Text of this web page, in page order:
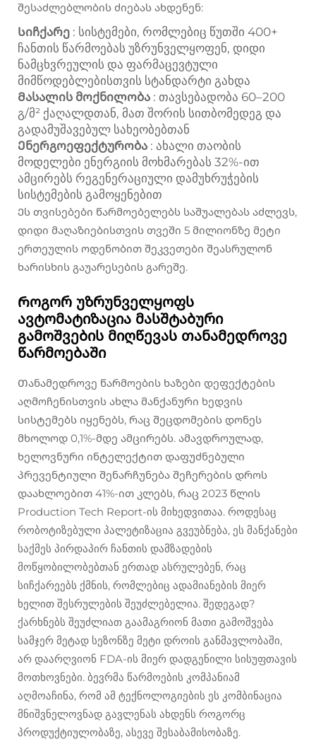
შესაძლებლობის ძიებას ახდენენ:
Სიჩქარე : სისტემები, რომლებიც წუთში 400+
ჩანთის წარმოებას უზრუნველყოფენ, დიდი
ნამცხვრეულის და ფარმაცევტული
მიმწოდებლებისთვის სტანდარტი გახდა
Მასალის მოქნილობა : თავსებადობა 60–200
გ/მ² ქაღალდთან, მათ შორის სითბომედეგ და
გადამუშავებულ სახეობებთან
Ენერგოეფექტურობა : ახალი თაობის
მოდელები ენერგიის მოხმარებას 32%-ით
ამცირებს რეგენერაციული დამუხრუჭების
სისტემების გამოყენებით
Ეს თვისებები წარმოებელებს საშუალებას აძლევს,
დიდი მაღაზიებისთვის თვეში 5 მილიონზე მეტი
ერთეულის ოდენობით შეკვეთები შეასრულონ
ხარისხის გაუარესების გარეშე.
Როგორ უზრუნველყოფს
ავტომატიზაცია მასშტაბური
გამოშვების მიღწევას თანამედროვე
წარმოებაში
Თანამედროვე წარმოების ხაზები დეფექტების
აღმოჩენისთვის ახლა მანქანური ხედვის
სისტემებს იყენებს, რაც შეცდომების დონეს
მხოლოდ 0,1%-მდე ამცირებს. ამავდროულად,
ხელოვნური ინტელექტით დაფუძნებული
პრევენტიული შენარჩუნება შეჩერების დროს
დაახლოებით 41%-ით კლებს, რაც 2023 წლის
Production Tech Report-ის მიხედვითაა. როდესაც
რობოტიზებული პალეტიზაცია გვეუბნება, ეს მანქანები
საქმეს პირდაპირ ჩანთის დამზადების
მოწყობილობებთან ერთად ასრულებენ, რაც
სიჩქარეებს ქმნის, რომლებიც ადამიანების მიერ
ხელით შესრულების შეუძლებელია. შედეგად?
ქარხნებს შეუძლიათ გაამაგრიონ მათი გამოშვება
სამჯერ მეტად სეზონზე მეტი დროის განმავლობაში,
არ დაარღვიონ FDA-ის მიერ დადგენილი სისუფთავის
მოთხოვნები. ბევრმა წარმოების კომპანიამ
აღმოაჩინა, რომ ამ ტექნოლოგიების ეს კომბინაცია
მნიშვნელოვნად გავლენას ახდენს როგორც
პროდუქტიულობაზე, ასევე შესაბამისობაზე.